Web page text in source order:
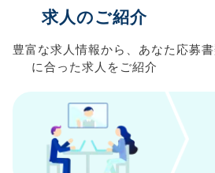
求人のご紹介
豊富な求人情報から、 あなた
に合った求人を ご紹介
応募